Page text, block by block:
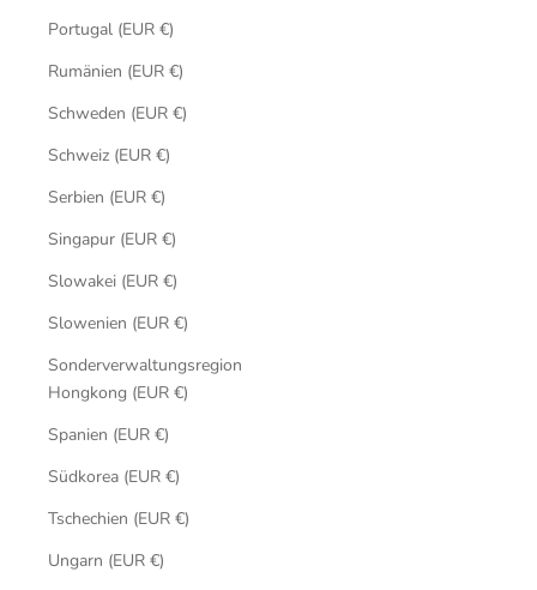
Portugal (EUR €)
Rumänien (EUR €)
Schweden (EUR €)
Schweiz (EUR €)
Serbien (EUR €)
Singapur (EUR €)
Slowakei (EUR €)
Slowenien (EUR €)
Sonderverwaltungsregion
Hongkong (EUR €)
Spanien (EUR €)
Südkorea (EUR €)
Tschechien (EUR €)
Ungarn (EUR €)